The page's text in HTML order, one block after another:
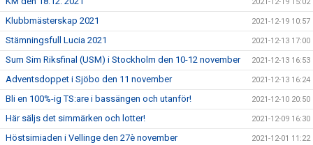
Klubbmästerskap 2021 2021-12-19 10:57
Stämningsfull Lucia 2021 2021-12-13 17:00
Sum Sim Riksfinal (USM) i Stockholm den 10-12 november 2021-12-13 16:53
Adventsdoppet i Sjöbo den 11 november 2021-12-13 16:24
Bli en 100%-ig TS:are i bassängen och utanför! 2021-12-10 20:50
Här säljs det simmärken och lotter! 2021-12-09 16:30
Höstsimiaden i Vellinge den 27è november 2021-12-01 11:22